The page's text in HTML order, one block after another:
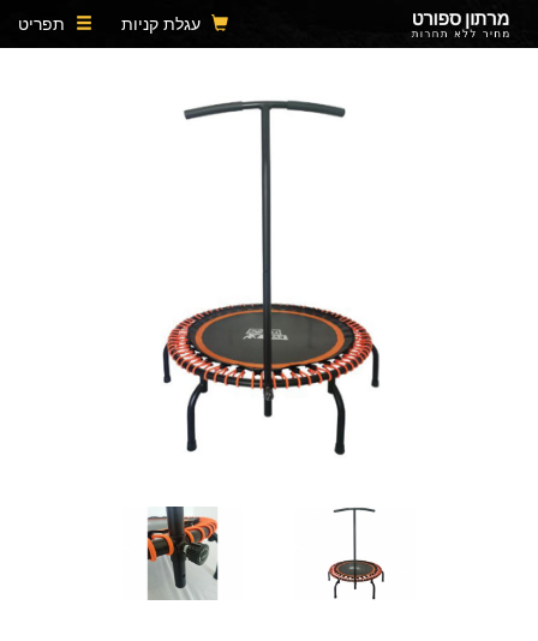
עגלת קניות תפריט